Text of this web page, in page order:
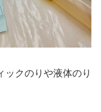
ックのりや液体のり